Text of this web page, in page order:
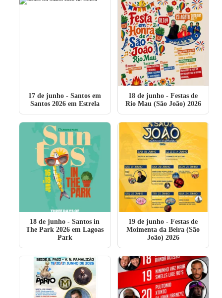
17 de junho - Santos em
Santos 2026 em Estrela
18 de junho - Festas de
Rio Mau (São João) 2026
18 de junho - Santos in
The Park 2026 em Lagoas
Park
19 de junho - Festas de
Moimenta da Beira (São
João) 2026